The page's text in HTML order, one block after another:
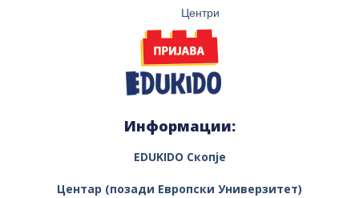
Информации:
EDUKIDO Скопје
Центар (позади Европски Универзитет)
Центри